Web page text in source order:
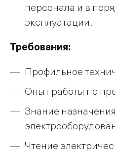
персонала и в
эксплуатации.
Требования:
Профильное
Опыт работы по
Знание
Чтение